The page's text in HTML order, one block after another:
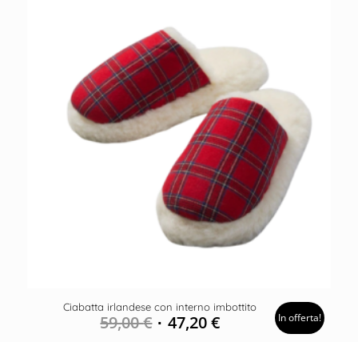
Ciabatta irlandese con interno imbottito
59,00€ 47,20€ In offerta!